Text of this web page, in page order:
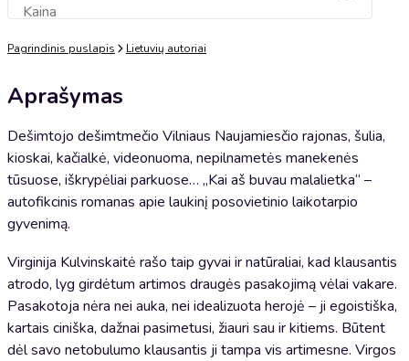
Kaina Įsidėti į krepšelį
Pagrindinis puslapis Lietuvių autoriai
Aprašymas
Dešimtojo dešimtmečio Vilniaus Naujamiesčio rajonas, šulia,
kioskai, kačialkė, videonuoma, nepilnametės manekenės
tūsuose, iškrypėliai parkuose… „Kai aš buvau malalietka“ –
autofikcinis romanas apie laukinį posovietinio laikotarpio
gyvenimą.
Virginija Kulvinskaitė rašo taip gyvai ir natūraliai, kad klausantis
atrodo, lyg girdėtum artimos draugės pasakojimą vėlai vakare.
Pasakotoja nėra nei auka, nei idealizuota herojė – ji egoistiška,
kartais ciniška, dažnai pasimetusi, žiauri sau ir kitiems. Būtent
dėl savo netobulumo klausantis ji tampa vis artimesne. Virgos